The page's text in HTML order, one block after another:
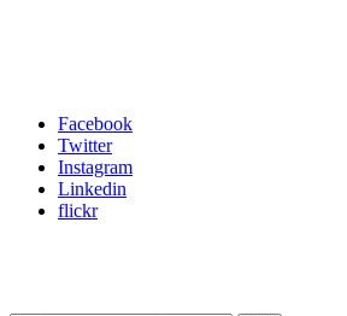
Facebook
Twitter
Instagram
Linkedin
flickr